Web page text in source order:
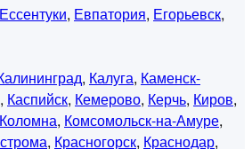
Ессентуки, Евпатория, Егорьевск,
, Калуга, Каменск-
, Каспийск, Кемерово, Керчь, Киров,
Коломна, Комсомольск-на-Амуре,
, Красногорск, Краснодар,